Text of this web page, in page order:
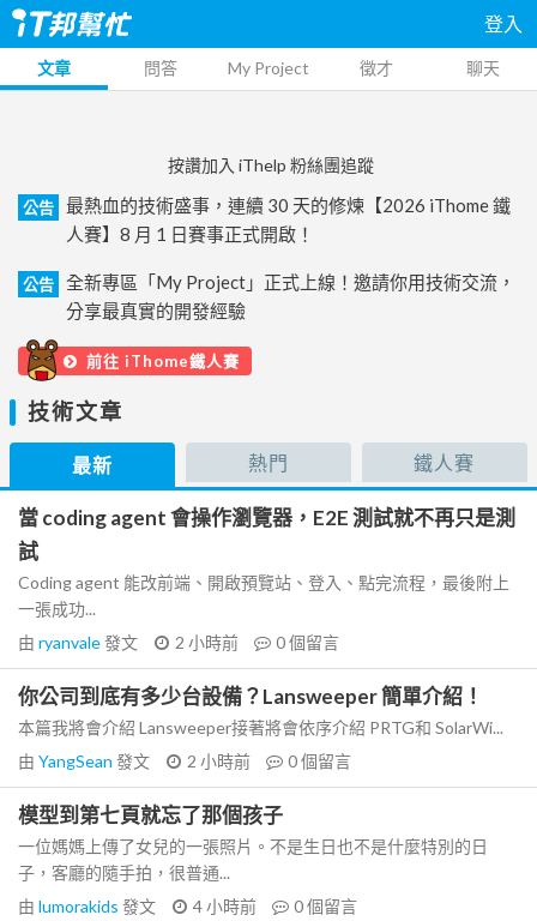
登入
文章 問答 My Project 徵才 聊天
按讚加入 iThelp 粉絲團追蹤
公告
最熱血的技術盛事，連續 30 天的修煉【2026 iThome 鐵
人賽】8 月 1 日賽事正式開啟！
公告
全新專區「My Project」正式上線！邀請你用技術交流，
分享最真實的開發經驗
前往 iThome鐵人賽
技術文章
最新 熱門 鐵人賽
當 coding agent 會操作瀏覽器，E2E 測試就不再只是測
試
Coding agent 能改前端、開啟預覽站、登入、點完流程，最後附上
一張成功...
由 ryanvale發文 2 小時前 0個留言
你公司到底有多少台設備？Lansweeper 簡單介紹！
本篇我將會介紹 Lansweeper接著將會依序介紹 PRTG和 SolarWi...
由 YangSean 發文 2 小時前 0個留言
模型到第七頁就忘了那個孩子
一位媽媽上傳了女兒的一張照片。不是生日也不是什麼特別的日
子，客廳的隨手拍，很普通...
由 lumorakids 發文 4 小時前 0個留言